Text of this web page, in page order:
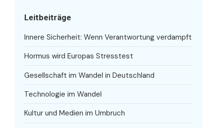
Leitbeiträge
Innere Sicherheit: Wenn Verantwortung verdampft
Hormus wird Europas Stresstest
Gesellschaft im Wandel in Deutschland
Technologie im Wandel
Kultur und Medien im Umbruch